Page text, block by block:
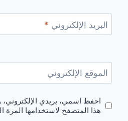
البريد الإلكتروني *
الموقع الإلكتروني
احفظ اسمي، بريدي الإلكتروني،
هذا المتصفح لاستخدامها المرة